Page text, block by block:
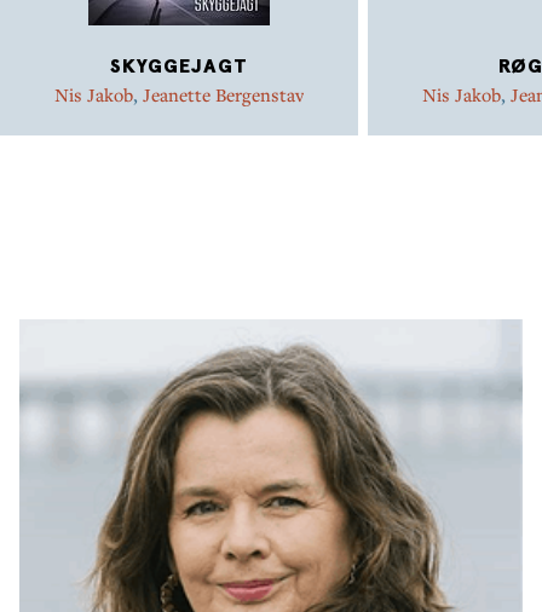
SKYGGEJAGT
Nis Jakob, Jeanette Bergenstav Nis Jakob,